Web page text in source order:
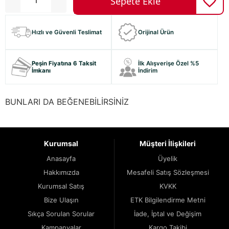
Hızlı ve Güvenli Teslimat Orijinal Ürün
Peşin Fiyatına 6 Taksit
İmkanı
İlk Alışverişe Özel %5
İndirim
BUNLARI DA BEĞENEBİLİRSİNİZ
Kurumsal
Anasayfa
Hakkımızda
Kurumsal Satış
Bize Ulaşın
Sıkça Sorulan Sorular
Müşteri İlişkileri
Üyelik
Mesafeli Satış Sözleşmesi
KVKK
ETK Bilgilendirme Metni
İade, İptal ve Değişim